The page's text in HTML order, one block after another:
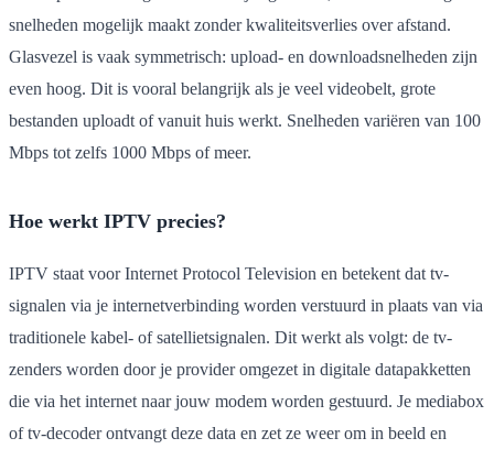
snelheden mogelijk maakt zonder kwaliteitsverlies over afstand.
Glasvezel is vaak symmetrisch: upload- en downloadsnelheden zijn
even hoog. Dit is vooral belangrijk als je veel videobelt, grote
bestanden uploadt of vanuit huis werkt. Snelheden variëren van 100
Mbps tot zelfs 1000 Mbps of meer.
Hoe werkt IPTV precies?
IPTV staat voor Internet Protocol Television en betekent dat tv-
signalen via je internetverbinding worden verstuurd in plaats van via
traditionele kabel- of satellietsignalen. Dit werkt als volgt: de tv-
zenders worden door je provider omgezet in digitale datapakketten
die via het internet naar jouw modem worden gestuurd. Je mediabox
of tv-decoder ontvangt deze data en zet ze weer om in beeld en